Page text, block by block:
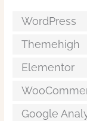
WordPress
Themehigh
Elementor
Google